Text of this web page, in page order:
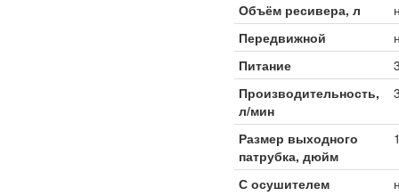
Объём ресивера, л
Передвижной
Питание
Производительность,
л/мин
Размер выходного
патрубка, дюйм
С осушителем